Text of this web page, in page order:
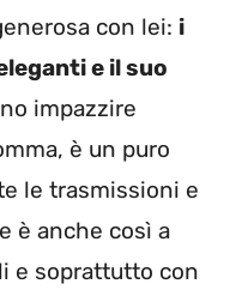
con lei: i
e il suo
impazzire
è un puro
le trasmissioni e
è anche così a
e soprattutto con